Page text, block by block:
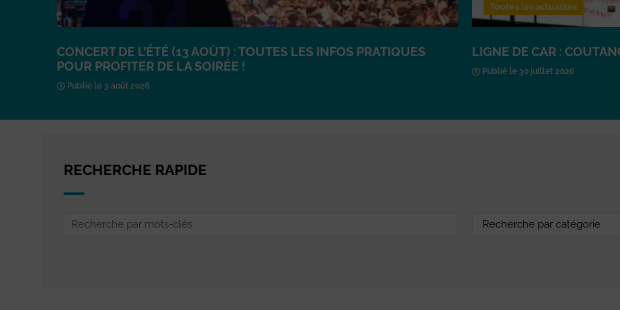
CONCERT DE L’ÉTÉ (13 AOÛT) : TOUTES LES INFOS PRATIQUES
POUR PROFITER DE LA SOIRÉE !
Publié le 3 août 2026
Toutes les actualités
LIGNE DE CAR :
Publié le 30 juillet 2026
RECHERCHE RAPIDE